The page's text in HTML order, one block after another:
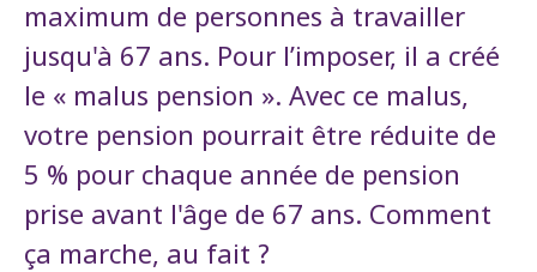
maximum de personnes à travailler
jusqu'à 67 ans. Pour l’imposer, il a créé
le « malus pension ». Avec ce malus,
votre pension pourrait être réduite de
5 % pour chaque année de pension
prise avant l'âge de 67 ans. Comment
ça marche, au fait ?